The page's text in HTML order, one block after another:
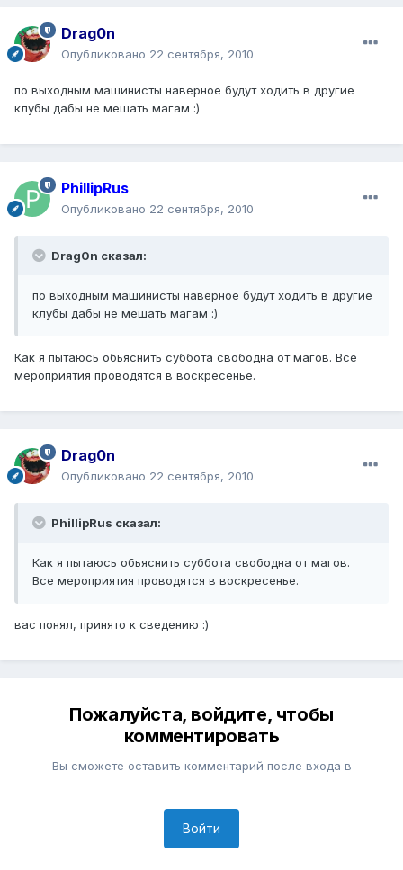
Drag0n
Опубликовано 22 сентября, 2010
по выходным машинисты наверное будут ходить в другие
клубы дабы не мешать магам :)
PhillipRus
Опубликовано 22 сентября, 2010
Drag0n сказал:
по выходным машинисты наверное будут ходить в другие
клубы дабы не мешать магам :)
Как я пытаюсь обьяснить суббота свободна от магов. Все
мероприятия проводятся в воскресенье.
Drag0n
Опубликовано 22 сентября, 2010
PhillipRus сказал:
Как я пытаюсь обьяснить суббота свободна от магов.
Все мероприятия проводятся в воскресенье.
вас понял, принято к сведению :)
Пожалуйста, войдите, чтобы
комментировать
Вы сможете оставить комментарий после входа в
Войти